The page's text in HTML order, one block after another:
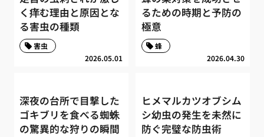
く痒む理由と原因とな
る害虫の種類
2026.05.01
害虫
るための時期と予防の
極意
2026.04.30
蜂
深夜の台所で目撃した
ゴキブリを食べる蜘蛛
の驚異的な狩りの瞬間
ヒメマルカツオブシム
シ幼虫の発生を未然に
防ぐ完璧な防虫術